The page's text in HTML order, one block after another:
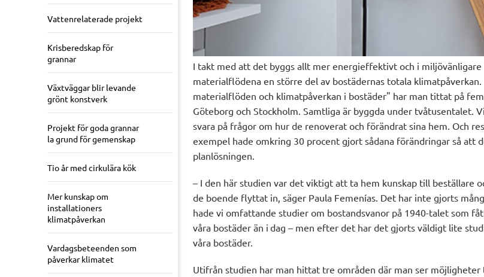
Vattenrelaterade projekt
Krisberedskap för
grannar
Växtväggar blir levande
grönt konstverk
Projekt för goda grannar
la grund för gemenskap
Tio år med cirkulära kök
Mer kunskap om
installationers
klimatpåverkan
Vardagsbeteenden som
påverkar klimatet
I takt med att det byggs allt mer energieffektivt och i
materialflödena en större del av bostädernas totala
materialflöden och klimatpåverkan i bostäder" har man tittat på
Göteborg och Stockholm. Samtliga är byggda under tvåtusentalet.
svara på frågor om hur de renoverat och förändrat sina hem. Och
exempel hade omkring 30 procent gjort sådana förändringar så att
planlösningen.
– I den här studien var det viktigt att ta hem kunskap till beställare
de boende flyttat in, säger Paula Femenías. Det har inte gjorts
hade vi omfattande studier om bostandsvanor på 1940-talet som
våra bostäder än i dag – men efter det har det gjorts väldigt lite
våra bostäder.
Utifrån studien har man hittat tre områden där man ser